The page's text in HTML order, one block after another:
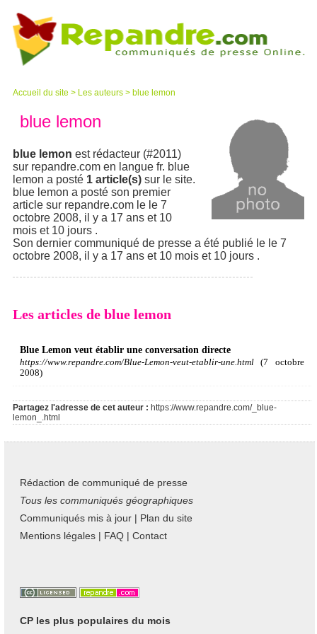
Accueil du site > Les auteurs > blue lemon
blue lemon
blue lemon est rédacteur (#2011)
sur repandre.com en langue fr. blue
lemon a posté 1 article(s) sur le site.
blue lemon a posté son premier
article sur repandre.com le le 7
octobre 2008, il y a 17 ans et 10
mois et 10 jours .
Son dernier communiqué de presse a été publié le le 7
octobre 2008, il y a 17 ans et 10 mois et 10 jours .
Les articles de blue lemon
Blue Lemon veut établir une conversation directe
https://www.repandre.com/Blue-Lemon-veut-etablir-une.html (7 octobre
2008)
Partagez l'adresse de cet auteur : https://www.repandre.com/_blue-
lemon_.html
Rédaction de communiqué de presse
Tous les communiqués géographiques
Communiqués mis à jour | Plan du site
Mentions légales | FAQ | Contact
CP les plus populaires du mois